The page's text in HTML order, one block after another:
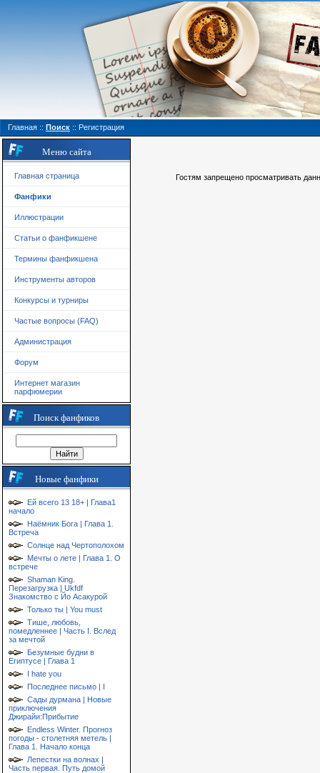
Главная :: Поиск :: Регистрация
Меню сайта
Главная страница
Фанфики
Иллюстрации
Статьи о фанфикшене
Термины фанфикшена
Инструменты авторов
Конкурсы и турниры
Частые вопросы (FAQ)
Администрация
Форум
Интернет магазин
парфюмерии
Поиск фанфиков
Новые фанфики
Ей всего 13 18+ | Глава1
начало
Наёмник Бога | Глава 1.
Встреча
Солнце над Чертополохом
Мечты о лете | Глава 1. О
встрече
Shaman King.
Перезагрузка | Ukfdf
Знакомство с Йо Асакурой
Только ты | You must
Тише, любовь,
помедленнее | Часть I. Вслед
за мечтой
Безумные будни в
Египтусе | Глава 1
I hate you
Последнее письмо | I
Сады дурмана | Новые
приключения
Джирайи:Прибытие
Endless Winter. Прогноз
погоды - столетняя метель |
Глава 1. Начало конца
Лепестки на волнах |
Часть первая. Путь домой
Гостям запрещено просматривать